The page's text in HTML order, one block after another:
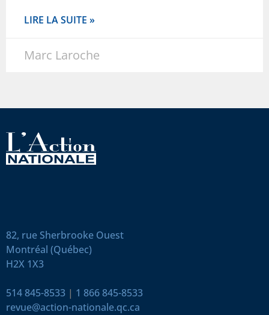
LIRE LA SUITE »
Marc Laroche
82, rue Sherbrooke Ouest
Montréal (Québec)
H2X 1X3
514 845-8533 | 1 866 845-8533
revue@action-nationale.qc.ca